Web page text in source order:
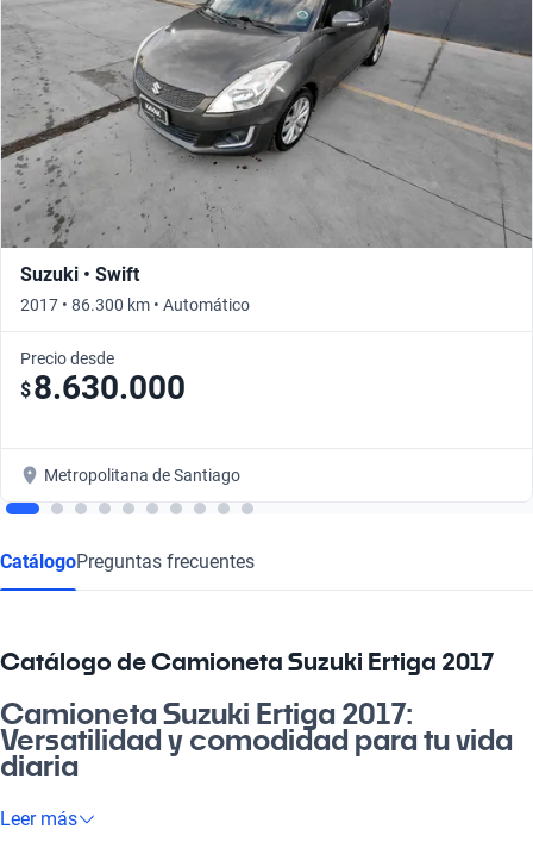
Suzuki • Swift
2017 • 86.300 km • Automático
Precio desde
$8.630.000
Metropolitana de Santiago
CatálogoPreguntas frecuentes
Catálogo de Camioneta Suzuki Ertiga 2017
Camioneta Suzuki Ertiga 2017:
Versatilidad y comodidad para tu vida
diaria
La Camioneta Suzuki Ertiga 2017 es la opción perfecta para
Leer más